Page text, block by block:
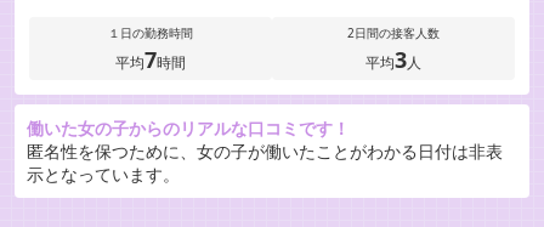
１日の勤務時間
平均7時間
2日間の接客人数
平均3人
働いた女の子からのリアルな口コミです！
匿名性を保つために、女の子が働いたことがわかる日付は非表
示となっています。